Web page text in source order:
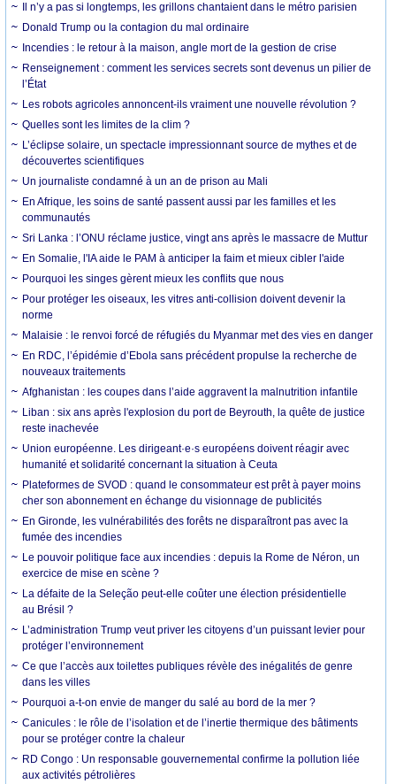
Il n’y a pas si longtemps, les grillons chantaient dans le métro parisien
Donald Trump ou la contagion du mal ordinaire
Incendies : le retour à la maison, angle mort de la gestion de crise
Renseignement : comment les services secrets sont devenus un pilier de
l’État
Les robots agricoles annoncent-ils vraiment une nouvelle révolution ?
Quelles sont les limites de la clim ?
L’éclipse solaire, un spectacle impressionnant source de mythes et de
découvertes scientifiques
Un journaliste condamné à un an de prison au Mali
En Afrique, les soins de santé passent aussi par les familles et les
communautés
Sri Lanka : l’ONU réclame justice, vingt ans après le massacre de Muttur
En Somalie, l'IA aide le PAM à anticiper la faim et mieux cibler l'aide
Pourquoi les singes gèrent mieux les conflits que nous
Pour protéger les oiseaux, les vitres anti-collision doivent devenir la
norme
Malaisie : le renvoi forcé de réfugiés du Myanmar met des vies en danger
En RDC, l’épidémie d’Ebola sans précédent propulse la recherche de
nouveaux traitements
Afghanistan : les coupes dans l’aide aggravent la malnutrition infantile
Liban : six ans après l'explosion du port de Beyrouth, la quête de justice
reste inachevée
Union européenne. Les dirigeant·e·s européens doivent réagir avec
humanité et solidarité concernant la situation à Ceuta
Plateformes de SVOD : quand le consommateur est prêt à payer moins
cher son abonnement en échange du visionnage de publicités
En Gironde, les vulnérabilités des forêts ne disparaîtront pas avec la
fumée des incendies
Le pouvoir politique face aux incendies : depuis la Rome de Néron, un
exercice de mise en scène ?
La défaite de la Seleção peut-elle coûter une élection présidentielle
au Brésil ?
L’administration Trump veut priver les citoyens d’un puissant levier pour
protéger l’environnement
Ce que l’accès aux toilettes publiques révèle des inégalités de genre
dans les villes
Pourquoi a-t-on envie de manger du salé au bord de la mer ?
Canicules : le rôle de l’isolation et de l’inertie thermique des bâtiments
pour se protéger contre la chaleur
RD Congo : Un responsable gouvernemental confirme la pollution liée
aux activités pétrolières